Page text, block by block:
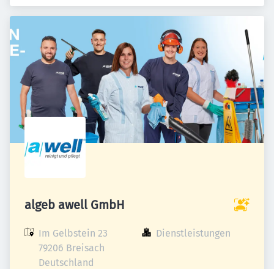
algeb awell GmbH
Im Gelbstein 23
79206 Breisach
Deutschland
Dienstleistungen